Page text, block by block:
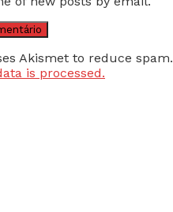
Akismet to reduce spam.
is processed.